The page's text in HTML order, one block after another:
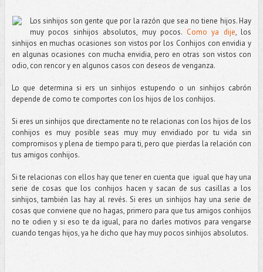
Los sinhijos son gente que por la razón que sea no tiene hijos. Hay
muy pocos sinhijos absolutos, muy pocos. Como ya dije, los
sinhijos en muchas ocasiones son vistos por los Conhijos con envidia y
en algunas ocasiones con mucha envidia, pero en otras son vistos con
odio, con rencor y en algunos casos con deseos de venganza.
Lo que determina si ers un sinhijos estupendo o un sinhijos cabrón
depende de como te comportes con los hijos de los conhijos.
Si eres un sinhijos que directamente no te relacionas con los hijos de los
conhijos es muy posible seas muy muy envidiado por tu vida sin
compromisos y plena de tiempo para ti, pero que pierdas la relación con
tus amigos conhijos.
Si te relacionas con ellos hay que tener en cuenta que igual que hay una
serie de cosas que los conhijos hacen y sacan de sus casillas a los
sinhijos, también las hay al revés. Si eres un sinhijos hay una serie de
cosas que conviene que no hagas, primero para que tus amigos conhijos
no te odien y si eso te da igual, para no darles motivos para vengarse
cuando tengas hijos, ya he dicho que hay muy pocos sinhijos absolutos.